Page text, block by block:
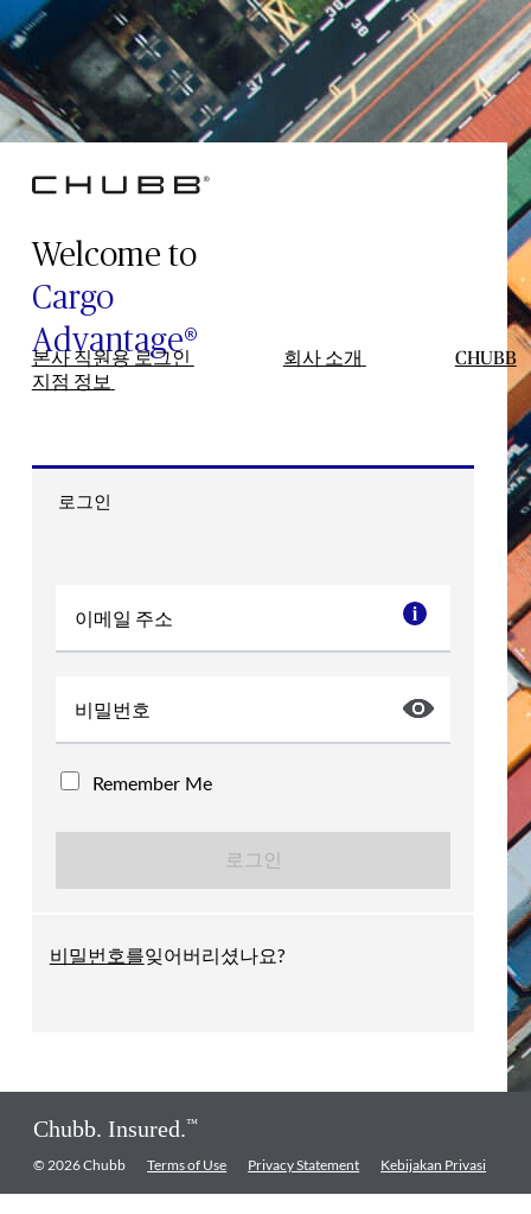
본사 직원용 로그인 회사 소개
CHUBB
지점 정보
Welcome to
Cargo
Advantage®
로그인
이메일 주소
비밀번호
Remember Me
비밀번호를잊어버리셨나요?
Chubb. Insured.™
© 2026 Chubb Terms of Use Privacy Statement Kebijakan Privasi